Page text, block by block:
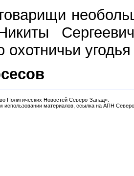
охотничьи
Политических Новостей Северо-Запад».
использовании материалов, ссылка на АПН